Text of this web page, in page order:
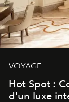
VOYAGE
Hot Spot :
d'un luxe